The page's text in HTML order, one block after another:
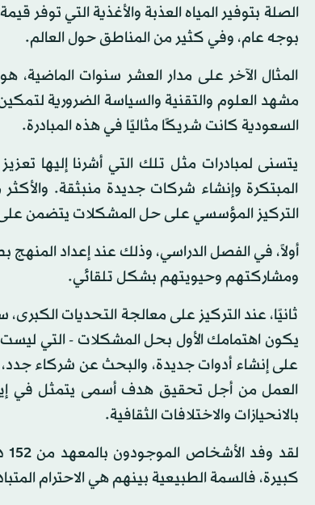
الصلة بتوفير المياه العذبة والأغذية التي توفر
بوجه عام، وفي كثير من المناطق حول العالم.
المثال الآخر على مدار العشر سنوات
مشهد العلوم والتقنية والسياسة الضرورية
السعودية كانت شريكًا مثاليًا في هذه المبادرة.
يتسنى لمبادرات مثل تلك التي أشرنا إليها
المبتكرة وإنشاء شركات جديدة منبثقة.
التركيز المؤسسي على حل المشكلات يتضمن على
أولاً، في الفصل الدراسي، وذلك عند إعداد
ومشاركتهم وحيويتهم بشكل تلقائي.
ثانيًا، عند التركيز على معالجة التحديات
يكون اهتمامك الأول بحل المشكلات - التي
على إنشاء أدوات جديدة، والبحث عن شركاء جدد،
العمل من أجل تحقيق هدف أسمى يتمثل في
بالانحيازات والاختلافات الثقافية.
كبيرة، فالسمة الطبيعية بينهم هي الاحترام